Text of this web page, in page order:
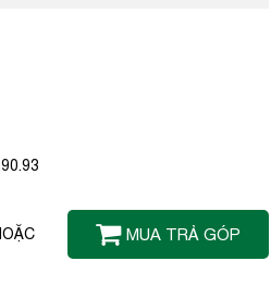
MUA TRẢ GÓP